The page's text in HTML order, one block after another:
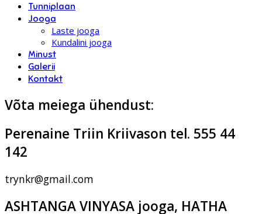
Tunniplaan
Jooga
Laste jooga
Kundalini jooga
Minust
Galerii
Kontakt
Võta meiega ühendust:
Perenaine Triin Kriivason tel. 555 44
142
trynkr@gmail.com
ASHTANGA VINYASA jooga, HATHA